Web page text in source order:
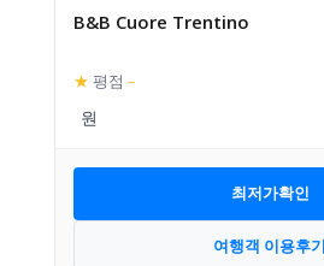
B&B Cuore Trentino
★ 평점 –
최저가확인
여행객 이용후기